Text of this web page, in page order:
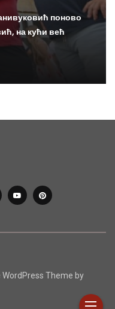
поново
на кући већ
Theme by